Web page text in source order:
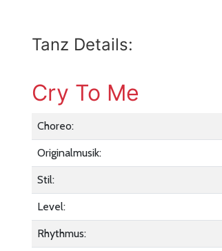
Tanz Details:
Cry To Me
Choreo:
Originalmusik:
Stil:
Level:
Rhythmus: